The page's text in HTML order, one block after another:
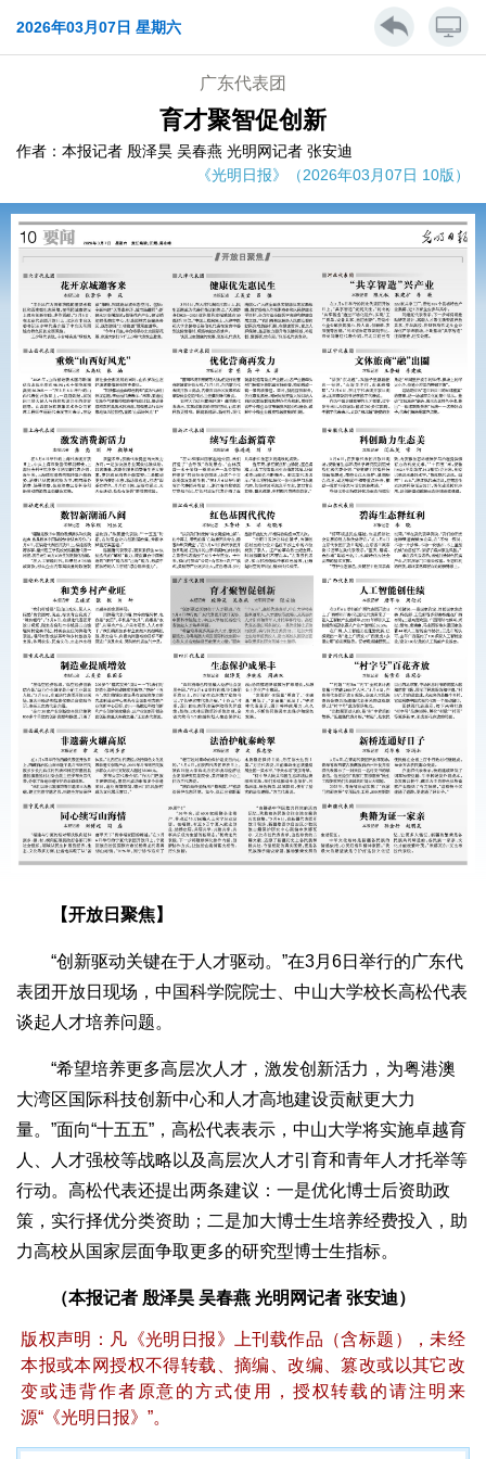
2026年03月07日 星期六
广东代表团
育才聚智促创新
作者：本报记者 殷泽昊 吴春燕 光明网记者 张安迪
《光明日报》（2026年03月07日 10版）
【开放日聚焦】
“创新驱动关键在于人才驱动。”在3月6日举行的广东代
表团开放日现场，中国科学院院士、中山大学校长高松代表
谈起人才培养问题。
“希望培养更多高层次人才，激发创新活力，为粤港澳
大湾区国际科技创新中心和人才高地建设贡献更大力
量。”面向“十五五”，高松代表表示，中山大学将实施卓越育
人、人才强校等战略以及高层次人才引育和青年人才托举等
行动。高松代表还提出两条建议：一是优化博士后资助政
策，实行择优分类资助；二是加大博士生培养经费投入，助
力高校从国家层面争取更多的研究型博士生指标。
（本报记者 殷泽昊 吴春燕 光明网记者 张安迪）
版权声明：凡《光明日报》上刊载作品（含标题），未经
本报或本网授权不得转载、摘编、改编、篡改或以其它改
变或违背作者原意的方式使用，授权转载的请注明来
源“《光明日报》”。